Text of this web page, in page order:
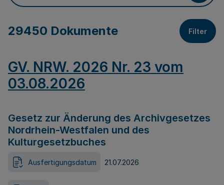
29450 Dokumente Filter
GV. NRW. 2026 Nr. 23 vom
03.08.2026
Gesetz zur Änderung des Archivgesetzes
Nordrhein-Westfalen und des
Kulturgesetzbuches
Ausfertigungsdatum 21.07.2026